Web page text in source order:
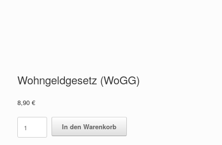
Wohngeldgesetz (WoGG)
8,90 €
Wohngeldgesetz
(WoGG)
quantity
In den Warenkorb